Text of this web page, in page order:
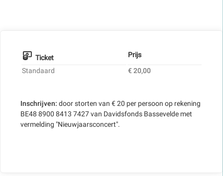
Ticket
Prijs
Standaard
€ 20,00
Inschrijven: door storten van € 20 per persoon op rekening
BE48 8900 8413 7427 van Davidsfonds Bassevelde met
vermelding "Nieuwjaarsconcert".